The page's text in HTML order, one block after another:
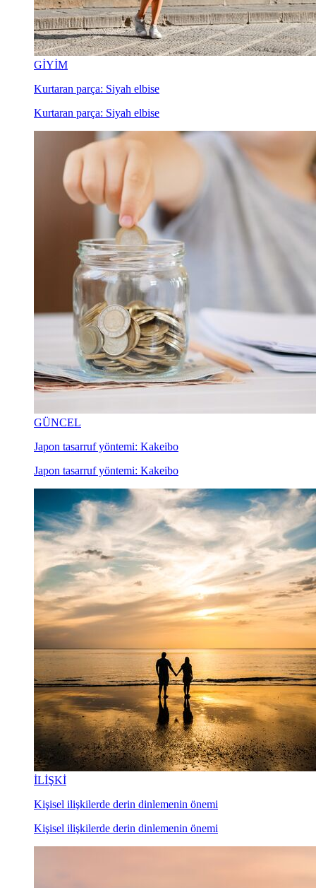
GİYİM
Kurtaran parça: Siyah elbise
Kurtaran parça: Siyah elbise
GÜNCEL
Japon tasarruf yöntemi: Kakeibo
Japon tasarruf yöntemi: Kakeibo
İLİŞKİ
Kişisel ilişkilerde derin dinlemenin önemi
Kişisel ilişkilerde derin dinlemenin önemi